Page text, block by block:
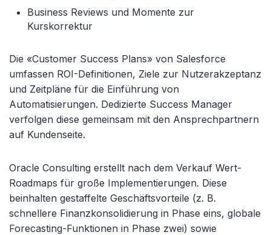
Business Reviews und Momente zur
Kurskorrektur
Die «Customer Success Plans» von Salesforce
umfassen ROI-Definitionen, Ziele zur Nutzerakzeptanz
und Zeitpläne für die Einführung von
Automatisierungen. Dedizierte Success Manager
verfolgen diese gemeinsam mit den Ansprechpartnern
auf Kundenseite.
Oracle Consulting erstellt nach dem Verkauf Wert-
Roadmaps für große Implementierungen. Diese
beinhalten gestaffelte Geschäftsvorteile (z. B.
schnellere Finanzkonsolidierung in Phase eins, globale
Forecasting-Funktionen in Phase zwei) sowie